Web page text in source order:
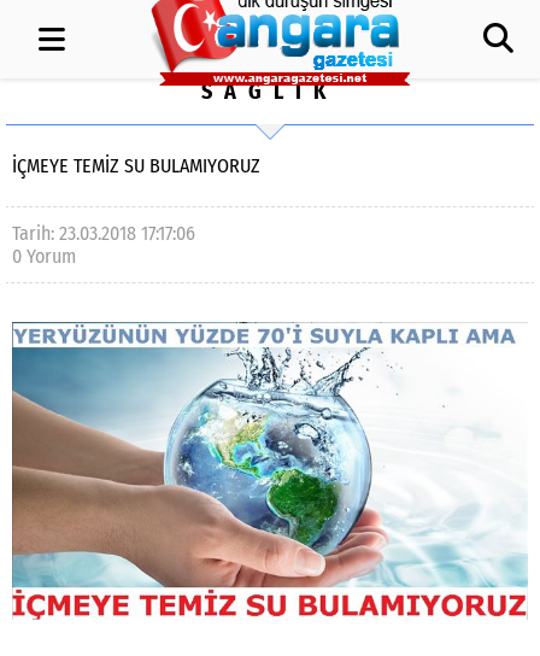
SAĞLIK
İÇMEYE TEMİZ SU BULAMIYORUZ
Tarih: 23.03.2018 17:17:06
0 Yorum